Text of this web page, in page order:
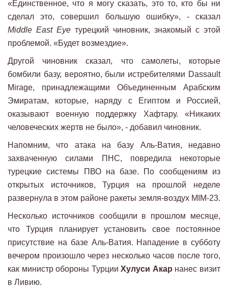
«Единственное, что я могу сказать, это то, кто бы ни
сделал это, совершил большую ошибку», - сказал
Middle East Eye турецкий чиновник, знакомый с этой
проблемой. «Будет возмездие».
Другой чиновник сказал, что самолеты, которые
бомбили базу, вероятно, были истребителями Dassault
Mirage, принадлежащими Объединенным Арабским
Эмиратам, которые, наряду с Египтом и Россией,
оказывают военную поддержку Хафтару. «Никаких
человеческих жертв не было», - добавил чиновник.
Напомним, что атака на базу Аль-Ватия, недавно
захваченную силами ПНС, повредила некоторые
турецкие системы ПВО на базе. По сообщениям из
открытых источников, Турция на прошлой неделе
развернула в этом районе ракеты земля-воздух MIM-23.
Несколько источников сообщили в прошлом месяце,
что Турция планирует установить свое постоянное
присутствие на базе Аль-Ватия. Нападение в субботу
вечером произошло через несколько часов после того,
как министр обороны ТурцииХулуси Акар нанес визит
в Ливию.